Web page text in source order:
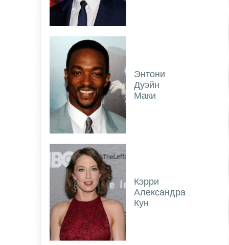
Энтони
Дуэйн
Маки
Кэрри
Александра
Кун